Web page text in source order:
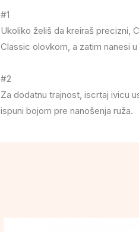
#1
Ukoliko želiš da kreiraš precizni,
Classic olovkom, a zatim nanesi
#2
Za dodatnu trajnost, iscrtaj ivicu
ispuni bojom pre nanošenja ruža.